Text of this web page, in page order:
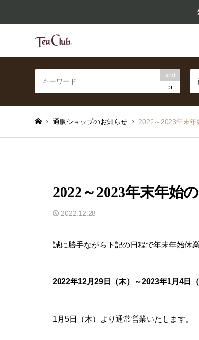
and
or
通販ショップのお知らせ 2022～2023年末年
2022～2023年末年始
2022.12.28
誠に勝手ながら下記の日程で年末年始休
2022年12月29日（木）～2023年1月4日（
1月5日（木）より通常営業いたします。